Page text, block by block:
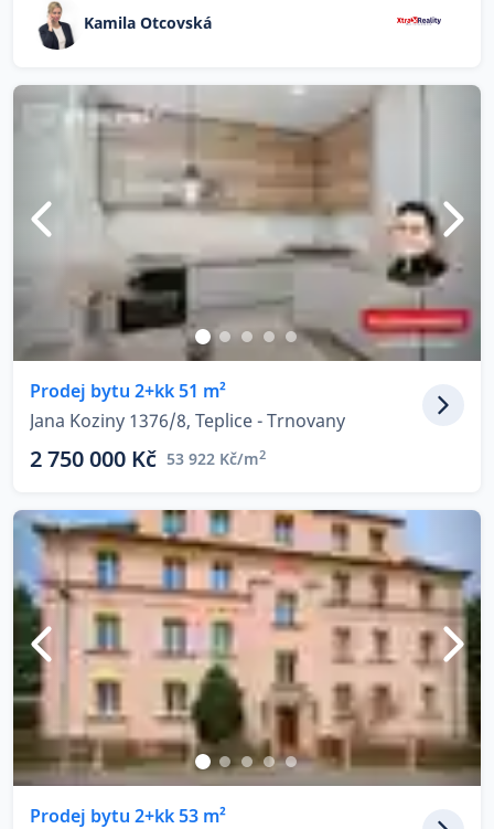
Kamila Otcovská
Prodej bytu 2+kk 51 m²
Jana Koziny 1376/8, Teplice - Trnovany
2 750 000 Kč 53 922 Kč/m2
Prodej bytu 2+kk 53 m²